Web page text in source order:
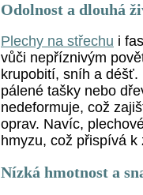
Odolnost a dlouhá
Plechy na střechu i
vůči nepříznivým
krupobití, sníh a
pálené tašky nebo
nedeformuje, což
oprav. Navíc,
hmyzu, což přispívá
Nízká hmotnost a